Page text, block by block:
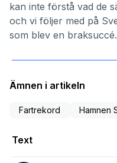
kan inte förstå vad de
och vi följer med på
som blev en braksuccé.
Ämnen i artikeln
Fartrekord Hamnen
Text